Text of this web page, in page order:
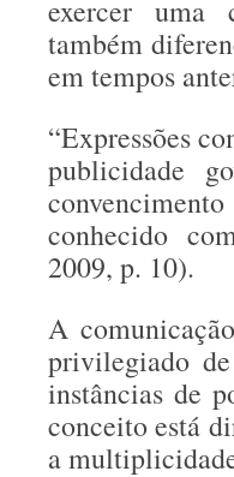
exercer uma
também
em tempos
“Expressões
publicidade
conhecido
2009, p. 10).
A
privilegiado
instâncias de
conceito está
a